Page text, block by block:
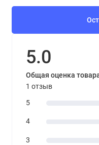
5.0
Общая оценка
1 отзыв
5
4
3